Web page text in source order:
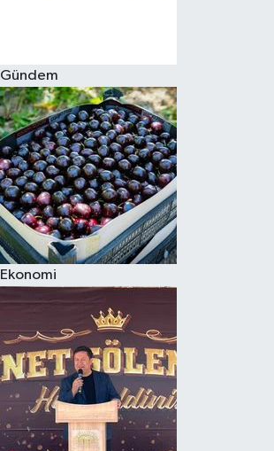
Gündem
Ekonomi
Burç Yorumları
Çocuk
Eğitim
Hava Durumu
Kadın
Kim kimdir?
Kültür Sanat
Sağlık
Siyaset